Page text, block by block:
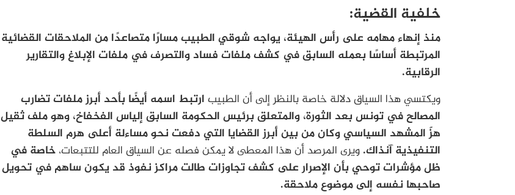
خلفية القضية:
منذ إنهاء مهامه على رأس الهيئة، يواجه شوقي الطبيب مسارًا متصاعدًا من الملاحقات القضائية
المرتبطة أساسًا بعمله السابق في كشف ملفات فساد والتصرف في ملفات الإبلاغ والتقارير
الرقابية.
ويكتسي هذا السياق دلالة خاصة بالنظر إلى أن الطبيب ارتبط اسمه أيضًا بأحد أبرز ملفات تضارب
المصالح في تونس بعد الثورة، والمتعلق برئيس الحكومة السابق إلياس الفخفاخ، وهو ملف ثقيل
هزّ المشهد السياسي وكان من بين أبرز القضايا التي دفعت نحو مساءلة أعلى هرم السلطة
التنفيذية آنذاك. ويرى المرصد أن هذا المعطى لا يمكن فصله عن السياق العام للتتبعات، خاصة في
ظل مؤشرات توحي بأن الإصرار على كشف تجاوزات طالت مراكز نفوذ قد يكون ساهم في تحويل
صاحبها نفسه إلى موضوع ملاحقة.